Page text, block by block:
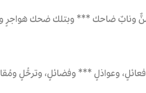
ونابٌ ضاحك *** وبتلك ضحك هواجرٍ
وعواذلٍ *** وفضائلٍ، وترحُّلٍ